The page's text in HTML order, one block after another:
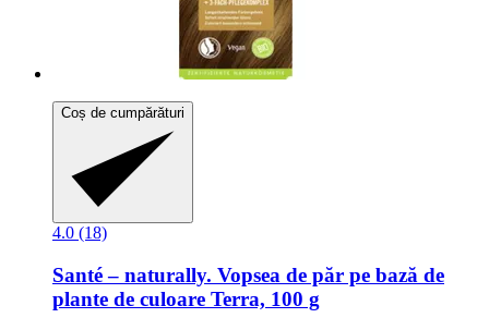
Coș de cumpărături
4.0 (18)
Santé – naturally. Vopsea de păr pe bază de
plante de culoare Terra, 100 g